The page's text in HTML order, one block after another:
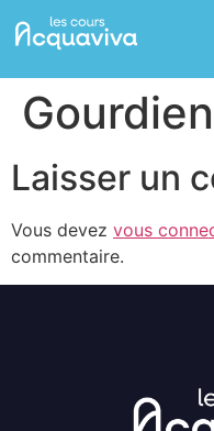
Laisser un
Vous devez vous
commentaire.